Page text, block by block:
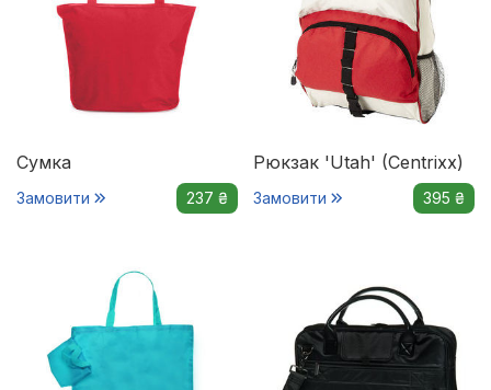
Сумка
Замовити 237 ₴
Рюкзак 'Utah' (Centrixx)
Замовити 395 ₴